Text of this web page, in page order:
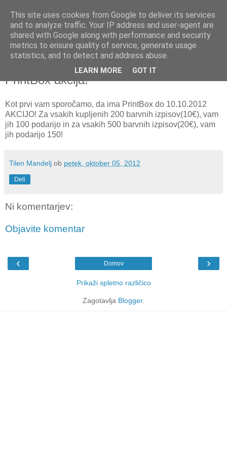
petek, 5. oktober 2012
PrintBox akcija!
Kot prvi vam sporočamo, da ima PrintBox do 10.10.2012
AKCIJO! Za vsakih kupljenih 200 barvnih izpisov(10€), vam
jih 100 podarijo in za vsakih 500 barvnih izpisov(20€), vam
jih podarijo 150!
Tilen Mandelj ob petek, oktober 05, 2012
Deli
Ni komentarjev:
Objavite komentar
‹ ›
Domov
Prikaži spletno različico
Zagotavlja Blogger.
This site uses cookies from Google to deliver its services
and to analyze traffic. Your IP address and user-agent are
shared with Google along with performance and security
metrics to ensure quality of service, generate usage
statistics, and to detect and address abuse.
LEARN MORE GOT IT